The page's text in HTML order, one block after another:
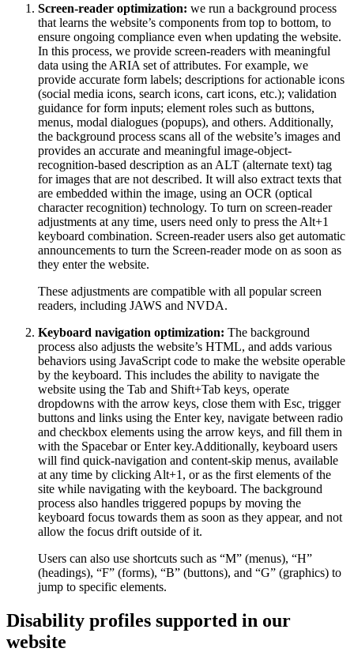
Screen-reader optimization: we run a background process
that learns the website’s components from top to bottom, to
ensure ongoing compliance even when updating the website.
In this process, we provide screen-readers with meaningful
data using the ARIA set of attributes. For example, we
provide accurate form labels; descriptions for actionable icons
(social media icons, search icons, cart icons, etc.); validation
guidance for form inputs; element roles such as buttons,
menus, modal dialogues (popups), and others. Additionally,
the background process scans all of the website’s images and
provides an accurate and meaningful image-object-
recognition-based description as an ALT (alternate text) tag
for images that are not described. It will also extract texts that
are embedded within the image, using an OCR (optical
character recognition) technology. To turn on screen-reader
adjustments at any time, users need only to press the Alt+1
keyboard combination. Screen-reader users also get automatic
announcements to turn the Screen-reader mode on as soon as
they enter the website.
These adjustments are compatible with all popular screen
readers, including JAWS and NVDA.
Keyboard navigation optimization: The background
process also adjusts the website’s HTML, and adds various
behaviors using JavaScript code to make the website operable
by the keyboard. This includes the ability to navigate the
website using the Tab and Shift+Tab keys, operate
dropdowns with the arrow keys, close them with Esc, trigger
buttons and links using the Enter key, navigate between radio
and checkbox elements using the arrow keys, and fill them in
with the Spacebar or Enter key.Additionally, keyboard users
will find quick-navigation and content-skip menus, available
at any time by clicking Alt+1, or as the first elements of the
site while navigating with the keyboard. The background
process also handles triggered popups by moving the
keyboard focus towards them as soon as they appear, and not
allow the focus drift outside of it.
Users can also use shortcuts such as “M” (menus), “H”
(headings), “F” (forms), “B” (buttons), and “G” (graphics) to
jump to specific elements.
Disability profiles supported in our
website